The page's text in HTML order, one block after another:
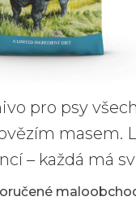
pro psy
masem.
– každá má